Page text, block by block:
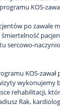
KOS-
po zawale
sercowo-
KOS-
wykonujemy
rehabilitacji,
Rak,